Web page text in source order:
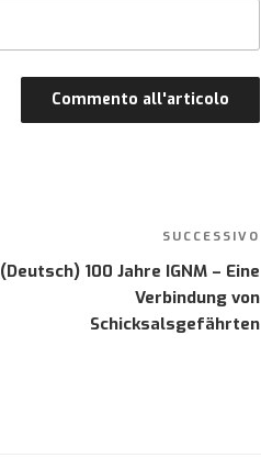
SUCCESSIVO
(Deutsch) 100 Jahre IGNM – Eine
Verbindung von
Schicksalsgefährten